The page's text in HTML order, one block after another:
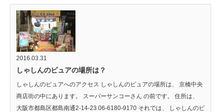
2016.03.31
しゃしんのピュアの場所は？
しゃしんのピュアへのアクセス しゃしんのピュアの場所は、 京橋中央
商店街の中にあります。 スーパーサンコーさん の前です。 住所は、
大阪市都島区都島南通2-14-23 06-6180-9170 それでは、 しゃしんのピ